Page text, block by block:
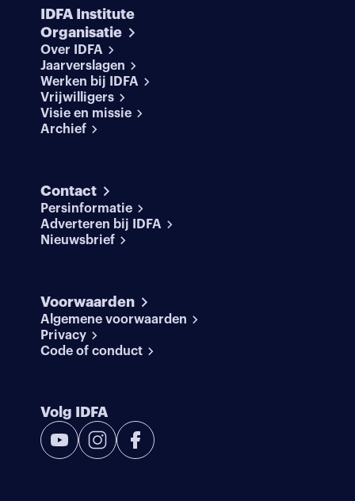
IDFA Institute
Organisatie
Over IDFA
Jaarverslagen
Werken bij IDFA
Vrijwilligers
Visie en missie
Archief
Contact
Persinformatie
Adverteren bij IDFA
Nieuwsbrief
Voorwaarden
Algemene voorwaarden
Privacy
Code of conduct
Volg IDFA